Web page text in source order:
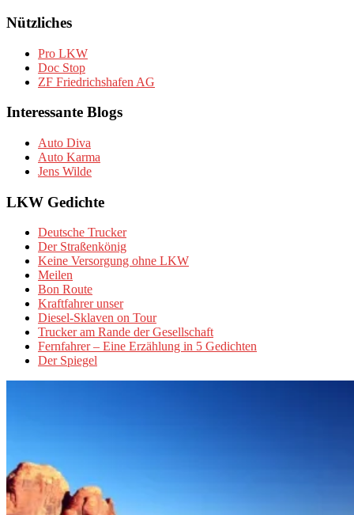
Nützliches
Pro LKW
Doc Stop
ZF Friedrichshafen AG
Interessante Blogs
Auto Diva
Auto Karma
Jens Wilde
LKW Gedichte
Deutsche Trucker
Der Straßenkönig
Keine Versorgung ohne LKW
Meilen
Bon Route
Kraftfahrer unser
Diesel-Sklaven on Tour
Trucker am Rande der Gesellschaft
Fernfahrer – Eine Erzählung in 5 Gedichten
Der Spiegel